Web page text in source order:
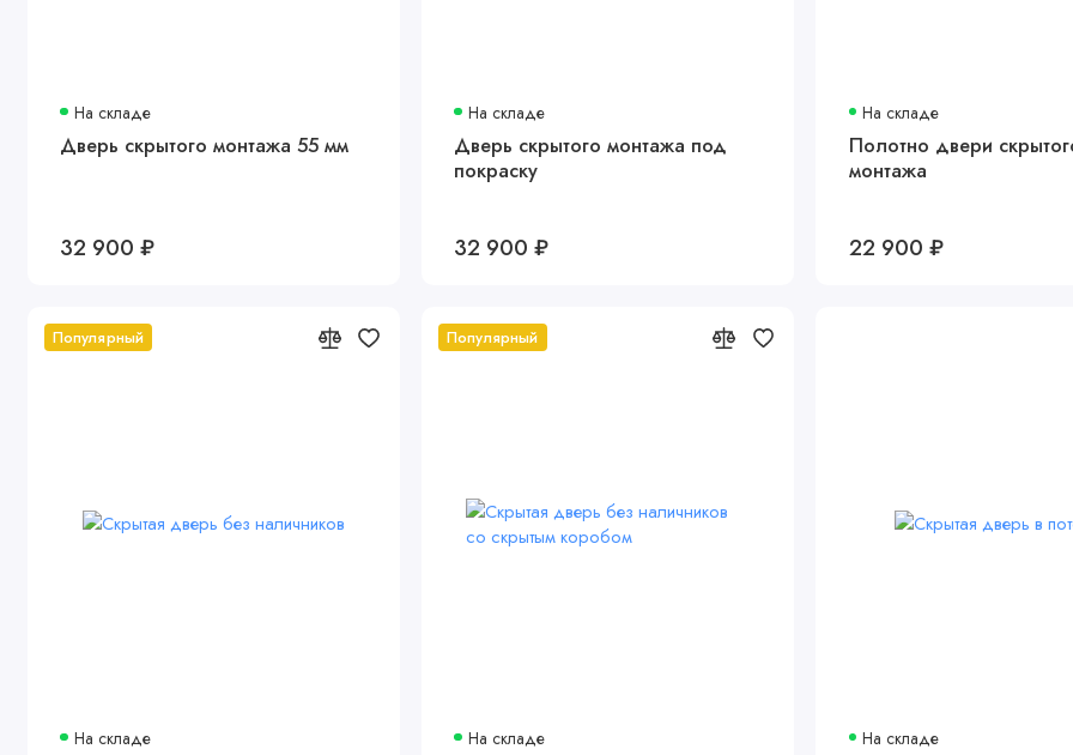
На складе
Дверь скрытого монтажа 55 мм
32 900 ₽
На складе
Дверь скрытого монтажа под
покраску
32 900 ₽
На складе
Полотно двери
монтажа
22 900 ₽
Популярный
На складе
Популярный
На складе На складе